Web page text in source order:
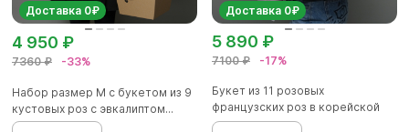
Доставка 0₽
7360 ₽ -33%
4 950 ₽
Набор размер M с букетом из 9
кустовых роз с эвкалиптом...
Доставка 0₽
7100 ₽ -17%
5 890 ₽
Букет из 11 розовых
французских роз в корейской
упаковк...